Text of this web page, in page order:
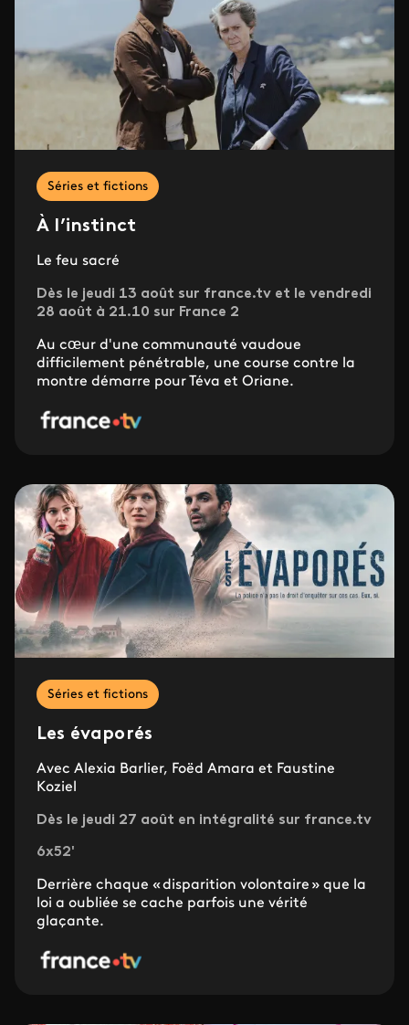
Séries et fictions
À l’instinct
Le feu sacré
Dès le jeudi 13 août sur france.tv et le vendredi
28 août à 21.10 sur France 2
Au cœur d'une communauté vaudoue
difficilement pénétrable, une course contre la
montre démarre pour Téva et Oriane.
Séries et fictions
Les évaporés
Avec Alexia Barlier, Foëd Amara et Faustine
Koziel
Dès le jeudi 27 août en intégralité sur france.tv
6x52'
Derrière chaque « disparition volontaire » que la
loi a oubliée se cache parfois une vérité
glaçante.